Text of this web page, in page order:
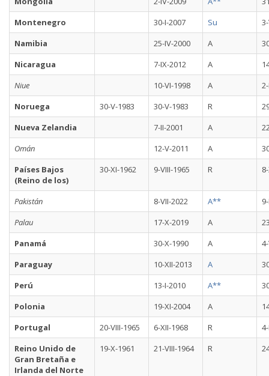
Montenegro
30-I-2007 Su
Namibia
25-IV-2000 A
Nicaragua
7-IX-2012 A
Niue
10-VI-1998 A
Noruega
30-V-1983 30-V-1983 R
Nueva Zelandia
7-II-2001 A
Omán
12-V-2011 A
Países Bajos
(Reino de los)
30-XI-1962 9-VIII-1965 R
Pakistán 8-VII-2022 A**
Palau
17-X-2019 A
Panamá
30-X-1990 A
Paraguay
10-XII-2013 A
Perú
13-I-2010 A**
Polonia
19-XI-2004 A
Portugal
20-VIII-1965 6-XII-1968 R
Reino Unido de
Gran Bretaña e
Irlanda del Norte
19-X-1961 21-VIII-1964 R